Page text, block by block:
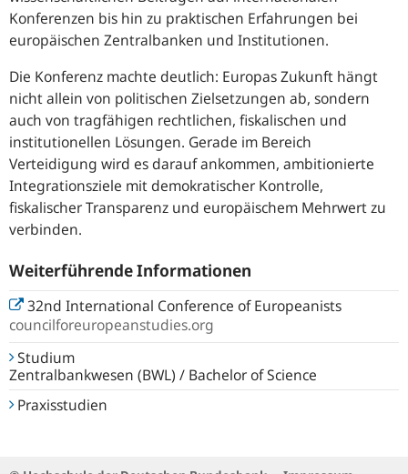
Konferenzen bis hin zu praktischen Erfahrungen bei
europäischen Zentralbanken und Institutionen.
Die Konferenz machte deutlich: Europas Zukunft hängt
nicht allein von politischen Zielsetzungen ab, sondern
auch von tragfähigen rechtlichen, fiskalischen und
institutionellen Lösungen. Gerade im Bereich
Verteidigung wird es darauf ankommen, ambitionierte
Integrationsziele mit demokratischer Kontrolle,
fiskalischer Transparenz und europäischem Mehrwert zu
verbinden.
Weiterführende Informationen
32nd International Conference of Europeanists
councilforeuropeanstudies.org
Studium
Zentralbankwesen (BWL) / Bachelor of Science
Praxisstudien